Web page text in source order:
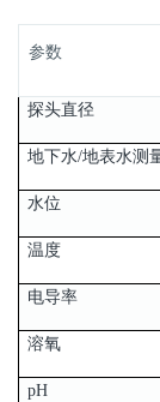
参数
探头直径
地下水/地表水测
水位
温度
电导率
溶氧
pH